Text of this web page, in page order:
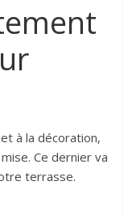
à la décoration,
Ce dernier va
terrasse.